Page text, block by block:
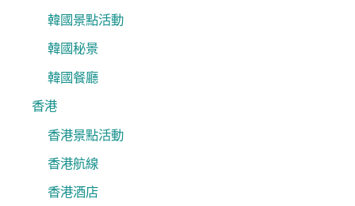
韓國景點活動
韓國秘景
韓國餐廳
香港
香港景點活動
香港航線
香港酒店